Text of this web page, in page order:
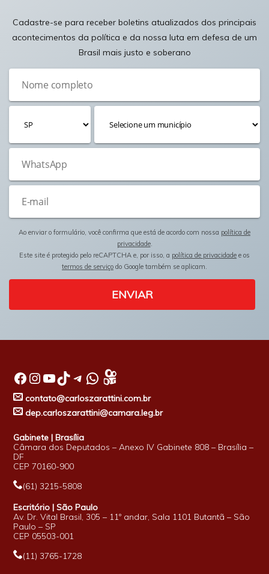
Cadastre-se para receber boletins atualizados dos principais
acontecimentos da política e da nossa luta em defesa de um
Brasil mais justo e soberano
Ao enviar o formulário, você confirma que está de acordo com nossa política de
privacidade.
Este site é protegido pelo reCAPTCHA e, por isso, a política de privacidade e os
termos de serviço do Google também se aplicam.
ENVIAR
Facebook InstagramYoutube TikTok Telegram WhatsApp
contato@carloszarattini.com.br
dep.carloszarattini@camara.leg.br
Gabinete | Brasília
Câmara dos Deputados – Anexo IV Gabinete 808 – Brasília –
DF
CEP 70160-900
(61) 3215-5808
Escritório | São Paulo
Av. Dr. Vital Brasil, 305 – 11º andar, Sala 1101 Butantã – São
Paulo – SP
CEP 05503-001
(11) 3765-1728